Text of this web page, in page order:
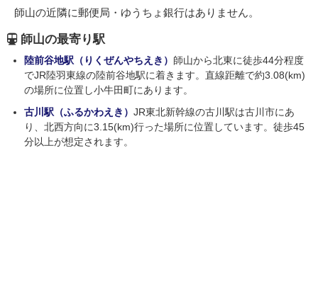
師山の近隣に郵便局・ゆうちょ銀行はありません。
師山の最寄り駅
陸前谷地駅（りくぜんやちえき） 師山から北東に徒歩44分程度
でJR陸羽東線の陸前谷地駅に着きます。直線距離で約3.08(km)
の場所に位置し小牛田町にあります。
古川駅（ふるかわえき） JR東北新幹線の古川駅は古川市にあ
り、北西方向に3.15(km)行った場所に位置しています。徒歩45
分以上が想定されます。